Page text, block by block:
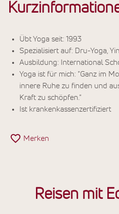
Übt Yoga seit: 1993
Spezialisiert auf: Dru-Yoga,
Ausbildung: International
Yoga ist für mich: "Ganz im
innere Ruhe zu finden und
Kraft zu schöpfen."
Ist krankenkassenzertifiziert
Merken
Reisen mit